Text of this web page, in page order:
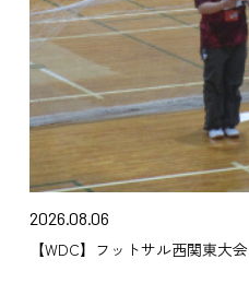
2026.08.06
【WDC】フットサル西関東大会